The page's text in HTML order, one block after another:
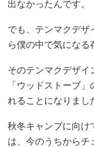
出なかったんです。
でも、テンマクデザ
ら僕の中で気になる
そのテンマクデザイ
「ウッドストーブ
れることになりまし
秋冬キャンプに向け
は、今のうちからチ